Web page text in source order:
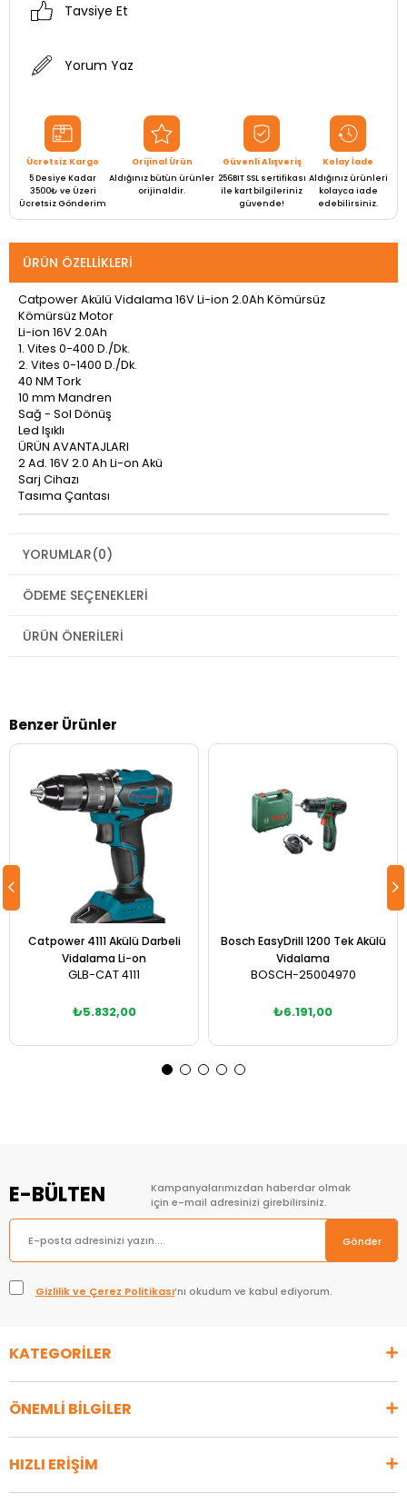
Tavsiye Et
Yorum Yaz
Ücretsiz Kargo
5 Desiye Kadar
3500₺ ve Üzeri
Ücretsiz Gönderim
Orijinal Ürün
Aldığınız bütün ürünler
orijinaldir.
Güvenli Alışveriş
256BIT SSL sertifikası
ile kart bilgileriniz
güvende!
Kolay İade
Aldığınız ürünleri
kolayca iade
edebilirsiniz.
ÜRÜN ÖZELLIKLERI
Catpower Akülü Vidalama 16V Li-ion 2.0Ah Kömürsüz
Kömürsüz Motor
Li-ion 16V 2.0Ah
1. Vites 0-400 D./Dk.
2. Vites 0-1400 D./Dk.
40 NM Tork
10 mm Mandren
Sağ - Sol Dönüş
Led Işıklı
ÜRÜN AVANTAJLARI
2 Ad. 16V 2.0 Ah Li-on Akü
Sarj Cihazı
Tasıma Çantası
YORUMLAR(0)
ÖDEME SEÇENEKLERI
ÜRÜN ÖNERILERI
Benzer Ürünler
Catpower 4111 Akülü Darbeli
Vidalama Li-on
GLB-CAT 4111
₺5.832,00
Bosch EasyDrill 1200 Tek Akülü
Vidalama
BOSCH-25004970
₺6.191,00
E-BÜLTEN
Kampanyalarımızdan haberdar olmak
için e-mail adresinizi girebilirsiniz.
Gönder
Gizlilik ve Çerez Politikası’nı okudum ve kabul ediyorum.
KATEGORİLER
ÖNEMLİ BİLGİLER
HIZLI ERİŞİM